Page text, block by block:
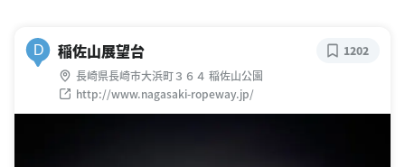
D 稲佐山展望台
長崎県長崎市大浜町３６４ 稲佐山公園
http://www.nagasaki-ropeway.jp/
1202